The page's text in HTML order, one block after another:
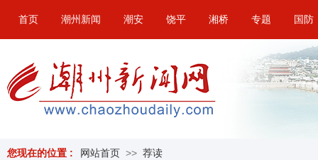
首页 潮州新闻 潮安 饶平 湘桥 专题 国防
您现在的位置 : 网站首页 >> 荐读